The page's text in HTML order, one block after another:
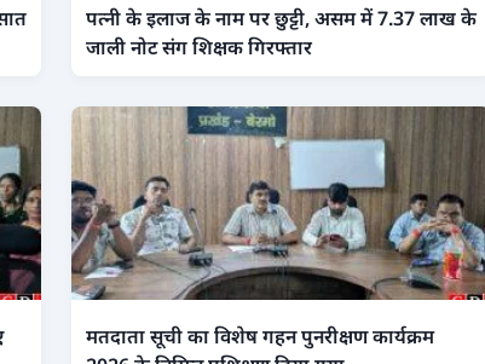
पत्नी के इलाज के नाम पर छुट्टी, असम में 7.37 लाख के
जाली नोट संग शिक्षक गिरफ्तार
मतदाता सूची का विशेष गहन पुनरीक्षण कार्यक्रम